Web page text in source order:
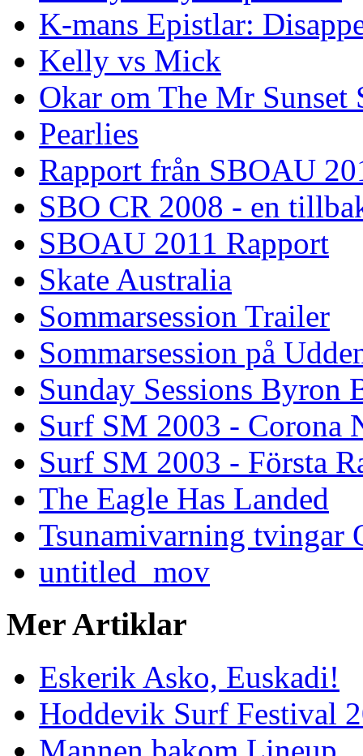
K-mans Epistlar:
Kelly vs Mick
Okar om The Mr Sunset
Pearlies
Rapport från SBOAU
SBO CR 2008 - en
SBOAU 2011 Rapport
Skate Australia
Sommarsession Trailer
Sommarsession på
Sunday Sessions Byron
Surf SM 2003 - Corona
Surf SM 2003 - Första
The Eagle Has Landed
Tsunamivarning tvingar
untitled_mov
Mer Artiklar
Eskerik Asko, Euskadi!
Hoddevik Surf Festival